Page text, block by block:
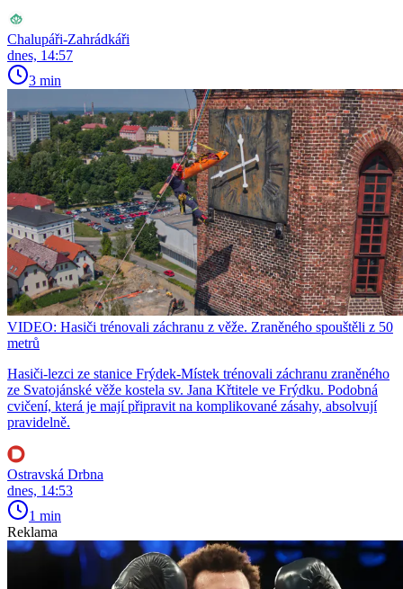
Chalupáři-Zahrádkáři
dnes, 14:57
3 min
VIDEO: Hasiči trénovali záchranu z věže. Zraněného spouštěli z 50
metrů
Hasiči-lezci ze stanice Frýdek-Místek trénovali záchranu zraněného
ze Svatojánské věže kostela sv. Jana Křtitele ve Frýdku. Podobná
cvičení, která je mají připravit na komplikované zásahy, absolvují
pravidelně.
Ostravská Drbna
dnes, 14:53
1 min
Reklama